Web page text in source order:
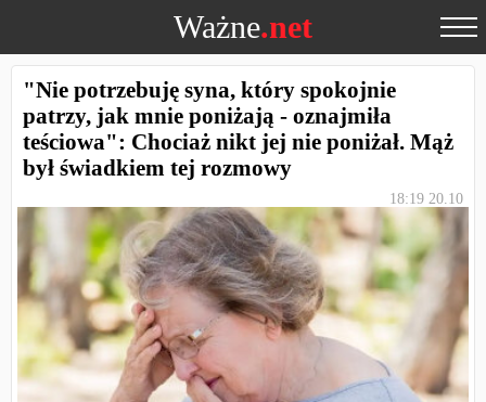
Ważne.net
"Nie potrzebuję syna, który spokojnie
patrzy, jak mnie poniżają - oznajmiła
teściowa": Chociaż nikt jej nie poniżał. Mąż
był świadkiem tej rozmowy
18:19 20.10